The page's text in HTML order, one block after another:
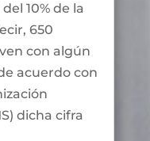
10% de la
650
con algún
acuerdo con
dicha cifra